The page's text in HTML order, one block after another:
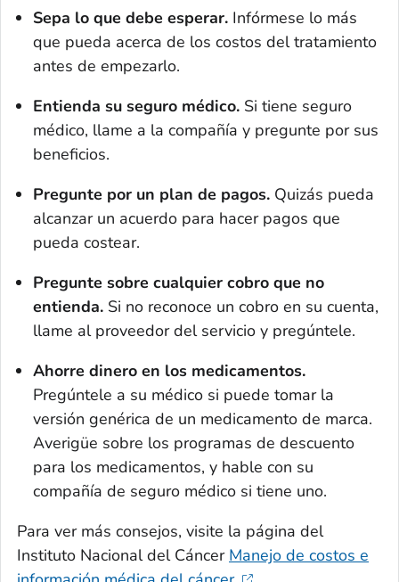
Sepa lo que debe esperar. Infórmese lo más
que pueda acerca de los costos del tratamiento
antes de empezarlo.
Entienda su seguro médico. Si tiene seguro
médico, llame a la compañía y pregunte por sus
beneficios.
Pregunte por un plan de pagos. Quizás pueda
alcanzar un acuerdo para hacer pagos que
pueda costear.
Pregunte sobre cualquier cobro que no
entienda. Si no reconoce un cobro en su cuenta,
llame al proveedor del servicio y pregúntele.
Ahorre dinero en los medicamentos.
Pregúntele a su médico si puede tomar la
versión genérica de un medicamento de marca.
Averigüe sobre los programas de descuento
para los medicamentos, y hable con su
compañía de seguro médico si tiene uno.
Para ver más consejos, visite la página del
Instituto Nacional del Cáncer Manejo de costos e